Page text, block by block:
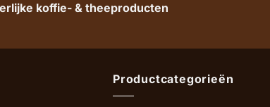
koffie- & theeproducten
Productcategorieën